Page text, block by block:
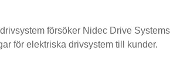
försöker Nidec Drive
för elektriska drivsystem till kunder.